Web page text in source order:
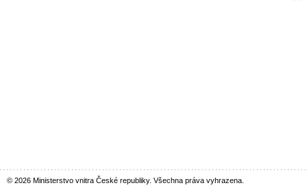
© 2026 Ministerstvo vnitra České republiky. Všechna práva vyhrazena.